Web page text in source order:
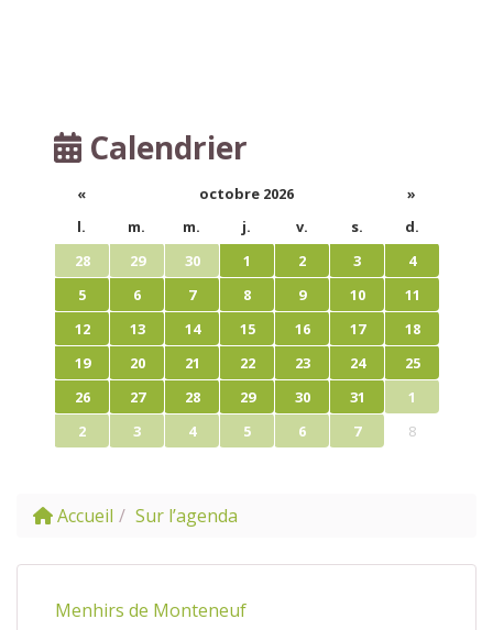
Calendrier
« octobre 2026
»
l.
m. m. j. v. s.
d.
28
29 30 1 2 3
4
5
6 7 8 9 10
11
12
13 14 15 16 17
18
19
20 21 22 23 24
25
26
27 28 29 30 31
1
2
3 4 5 6 7 8
Accueil Sur l’agenda
Menhirs de Monteneuf